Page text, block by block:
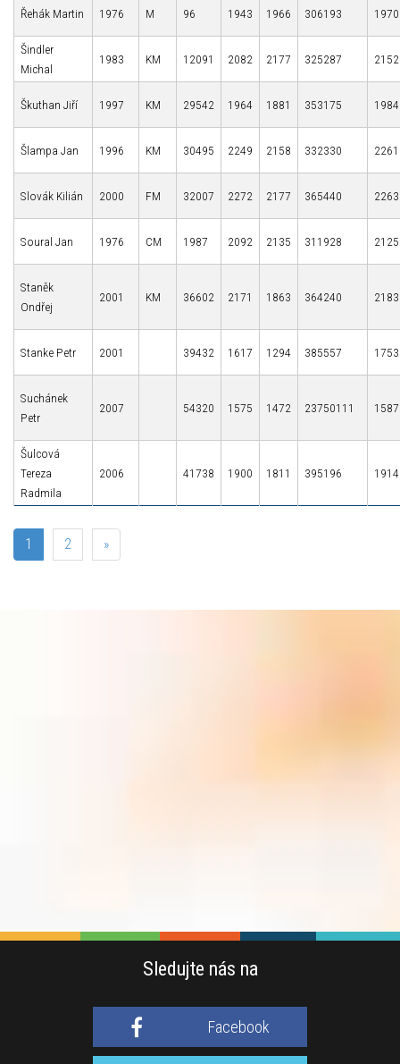
Řehák Martin 1976 M 96 1943 1966 306193 1970
Šindler
Michal
1983 KM 12091 2082 2177 325287 2152
Škuthan Jiří 1997 KM 29542 1964 1881 353175 1984
Šlampa Jan 1996 KM 30495 2249 2158 332330 2261
Slovák Kilián 2000 FM 32007 2272 2177 365440 2263
Soural Jan 1976 CM 1987 2092 2135 311928 2125
Staněk
Ondřej
2001 KM 36602 2171 1863 364240 2183
Stanke Petr 2001 39432 1617 1294 385557 1753
Suchánek
Petr
2007 54320 1575 1472 23750111 1587
Šulcová
Tereza
Radmila
2006 41738 1900 1811 395196 1914
1 2 »
Sledujte nás na
Facebook